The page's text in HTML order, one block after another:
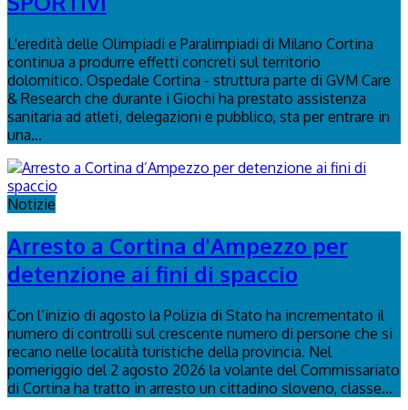
L'eredità delle Olimpiadi e Paralimpiadi di Milano Cortina
continua a produrre effetti concreti sul territorio
dolomitico. Ospedale Cortina - struttura parte di GVM Care
& Research che durante i Giochi ha prestato assistenza
sanitaria ad atleti, delegazioni e pubblico, sta per entrare in
una...
Notizie
Arresto a Cortina d'Ampezzo per
detenzione ai fini di spaccio
Con l’inizio di agosto la Polizia di Stato ha incrementato il
numero di controlli sul crescente numero di persone che si
recano nelle località turistiche della provincia. Nel
pomeriggio del 2 agosto 2026 la volante del Commissariato
di Cortina ha tratto in arresto un cittadino sloveno, classe...